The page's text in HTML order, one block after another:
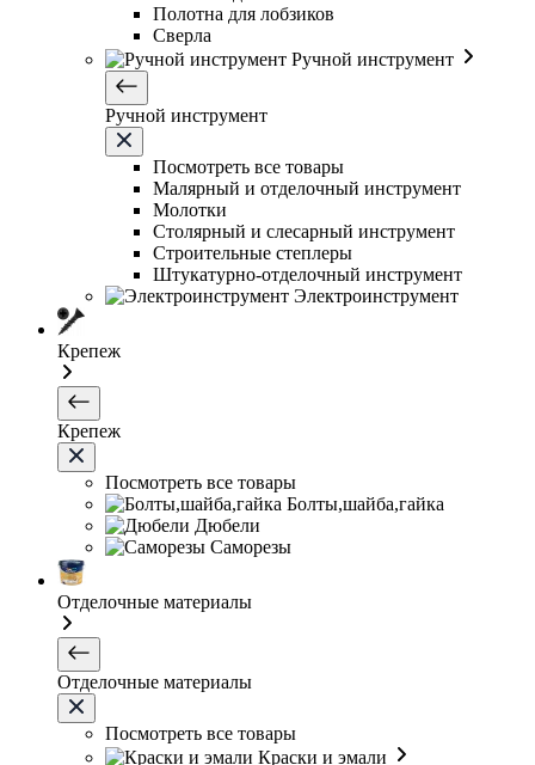
Полотна для лобзиков
Сверла
Ручной инструмент
Ручной инструмент
Посмотреть все товары
Малярный и отделочный инструмент
Молотки
Столярный и слесарный инструмент
Строительные степлеры
Штукатурно-отделочный инструмент
Электроинструмент
Крепеж
Крепеж
Посмотреть все товары
Болты,шайба,гайка
Дюбели
Саморезы
Отделочные материалы
Отделочные материалы
Посмотреть все товары
Краски и эмали